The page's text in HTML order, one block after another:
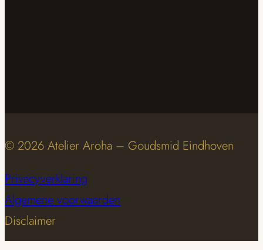
© 2026 Atelier Aroha – Goudsmid Eindhoven
Privacyverklaring
Algemene voorwaarden
Disclaimer